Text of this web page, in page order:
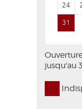
24
31
jusqu'au